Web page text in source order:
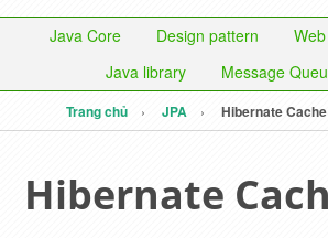
Java Core Design pattern
Java library
Message
Trang chủ JPA Hibernate Cache
Hibernate